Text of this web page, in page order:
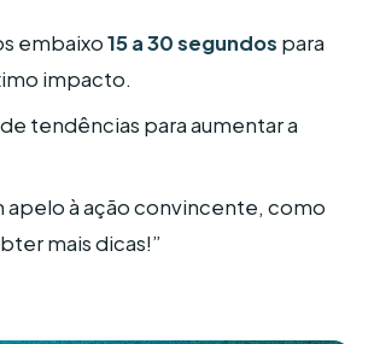
embaixo15 a 30 segundos para
impacto.
tendências para aumentar a
apelo à ação convincente, como
mais dicas!”